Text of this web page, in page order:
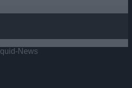
News